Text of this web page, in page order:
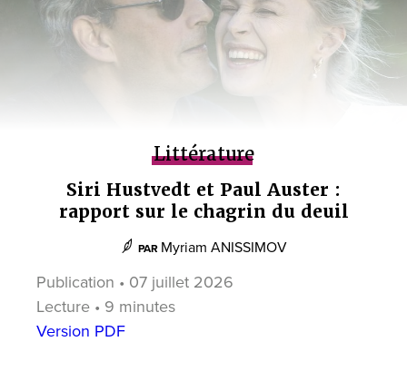
Littérature
Siri Hustvedt et Paul Auster :
rapport sur le chagrin du deuil
PAR Myriam ANISSIMOV
Publication • 07 juillet 2026
Lecture • 9 minutes
Version PDF